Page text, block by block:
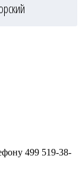
499 519-38-